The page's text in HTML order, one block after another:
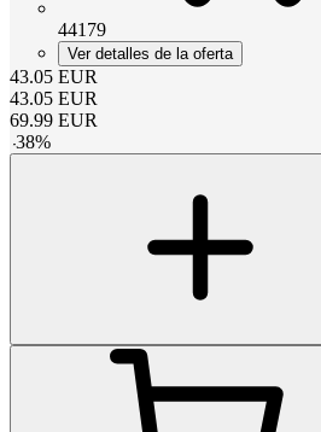
44179
Ver detalles de la oferta
43.05 EUR
43.05 EUR
69.99 EUR
-38%